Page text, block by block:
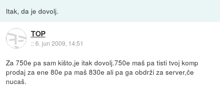
Itak, da je dovolj.
TOP
::6. jun 2009, 14:51
Za 750e pa sam kišto,je itak dovolj.750e maš pa tisti tvoj komp
prodaj za ene 80e pa maš 830e ali pa ga obdrži za server,če
nucaš.